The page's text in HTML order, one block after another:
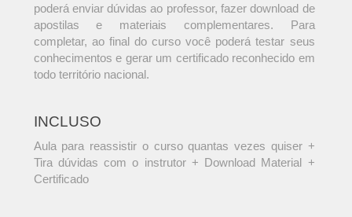
poderá enviar dúvidas ao professor, fazer download de
apostilas e materiais complementares. Para
completar, ao final do curso você poderá testar seus
conhecimentos e gerar um certificado reconhecido em
todo território nacional.
INCLUSO
Aula para reassistir o curso quantas vezes quiser +
Tira dúvidas com o instrutor + Download Material +
Certificado